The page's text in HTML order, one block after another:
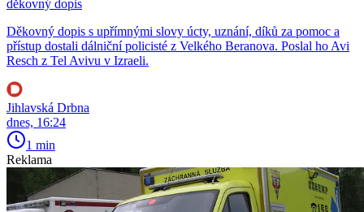
děkovný dopis
Děkovný dopis s upřímnými slovy úcty, uznání, díků za pomoc a
přístup dostali dálniční policisté z Velkého Beranova. Poslal ho Avi
Resch z Tel Avivu v Izraeli.
Jihlavská Drbna
dnes, 16:24
1 min
Reklama